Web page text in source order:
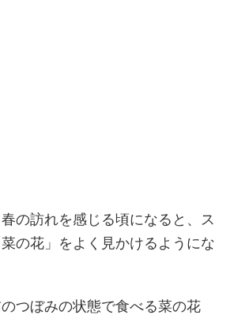
の訪れを感じる頃になると、ス
の花」をよく見かけるようにな
つぼみの状態で食べる菜の花